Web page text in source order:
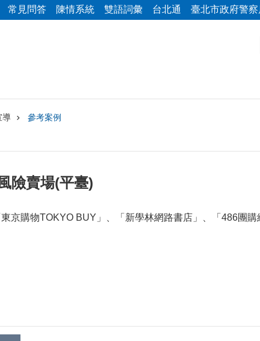
常見問答 陳情系統 雙語詞彙 台北通 臺北市政府警察
導 參考案例
險賣場(平臺)
京購物TOKYO BUY」、「新學林網路書店」、「486團